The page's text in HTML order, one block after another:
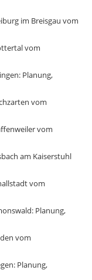
im Breisgau vom
vom
Planung,
vom
vom
am Kaiserstuhl
vom
Planung,
vom
Planung,